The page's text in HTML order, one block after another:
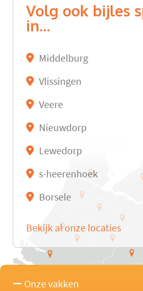
Volg ook bijles
in...
Middelburg
Vlissingen
Veere
Nieuwdorp
Lewedorp
s-heerenhoek
Borsele
Bekijk al onze locaties
Onze vakken